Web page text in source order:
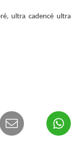
ultra cadencé ultra